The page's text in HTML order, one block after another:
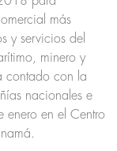
más
y servicios del
minero y
contado con la
nacionales e
en el Centro